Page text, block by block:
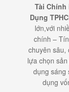
Tài Chính
Dụng
lớn,với
chính –
chuyên sâu,
lựa chọn
dụng sáng
dụng